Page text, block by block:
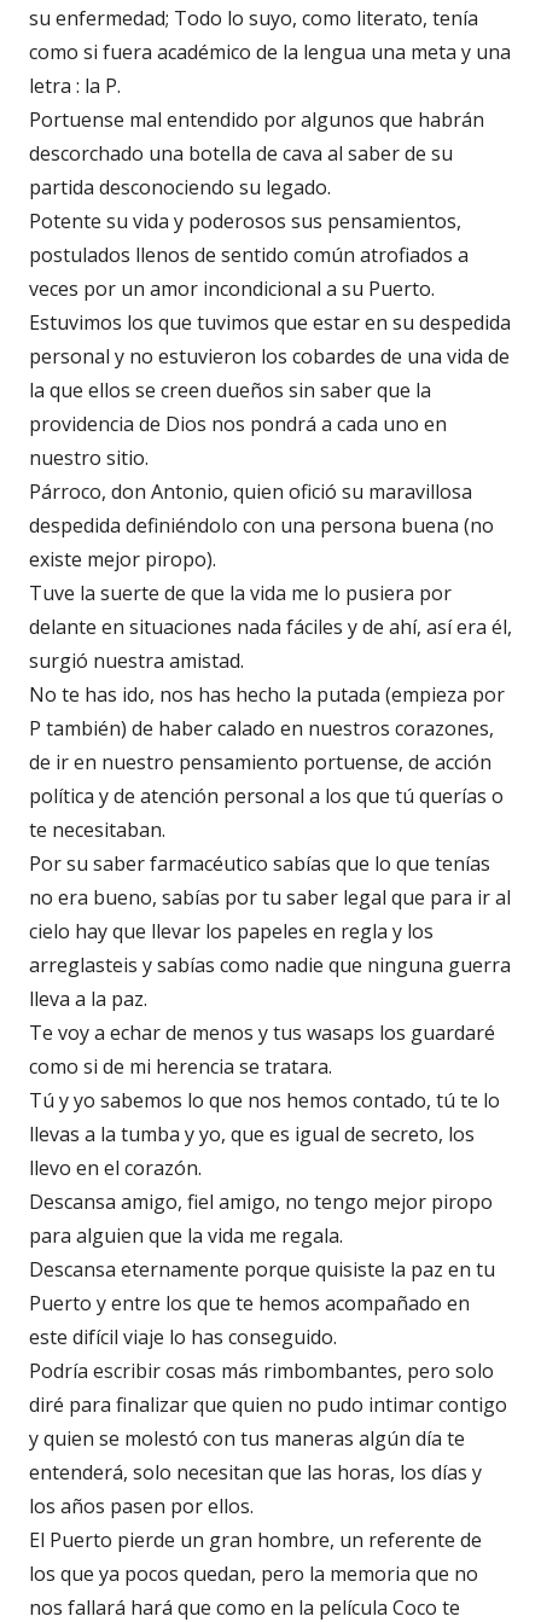
su enfermedad; Todo lo suyo, como literato, tenía
como si fuera académico de la lengua una meta y una
letra : la P.
Portuense mal entendido por algunos que habrán
descorchado una botella de cava al saber de su
partida desconociendo su legado.
Potente su vida y poderosos sus pensamientos,
postulados llenos de sentido común atrofiados a
veces por un amor incondicional a su Puerto.
Estuvimos los que tuvimos que estar en su despedida
personal y no estuvieron los cobardes de una vida de
la que ellos se creen dueños sin saber que la
providencia de Dios nos pondrá a cada uno en
nuestro sitio.
Párroco, don Antonio, quien ofició su maravillosa
despedida definiéndolo con una persona buena (no
existe mejor piropo).
Tuve la suerte de que la vida me lo pusiera por
delante en situaciones nada fáciles y de ahí, así era él,
surgió nuestra amistad.
No te has ido, nos has hecho la putada (empieza por
P también) de haber calado en nuestros corazones,
de ir en nuestro pensamiento portuense, de acción
política y de atención personal a los que tú querías o
te necesitaban.
Por su saber farmacéutico sabías que lo que tenías
no era bueno, sabías por tu saber legal que para ir al
cielo hay que llevar los papeles en regla y los
arreglasteis y sabías como nadie que ninguna guerra
lleva a la paz.
Te voy a echar de menos y tus wasaps los guardaré
como si de mi herencia se tratara.
Tú y yo sabemos lo que nos hemos contado, tú te lo
llevas a la tumba y yo, que es igual de secreto, los
llevo en el corazón.
Descansa amigo, fiel amigo, no tengo mejor piropo
para alguien que la vida me regala.
Descansa eternamente porque quisiste la paz en tu
Puerto y entre los que te hemos acompañado en
este difícil viaje lo has conseguido.
Podría escribir cosas más rimbombantes, pero solo
diré para finalizar que quien no pudo intimar contigo
y quien se molestó con tus maneras algún día te
entenderá, solo necesitan que las horas, los días y
los años pasen por ellos.
El Puerto pierde un gran hombre, un referente de
los que ya pocos quedan, pero la memoria que no
nos fallará hará que como en la película Coco te